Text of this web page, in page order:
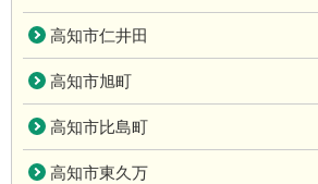
高知市仁井田
高知市旭町
高知市比島町
高知市東久万